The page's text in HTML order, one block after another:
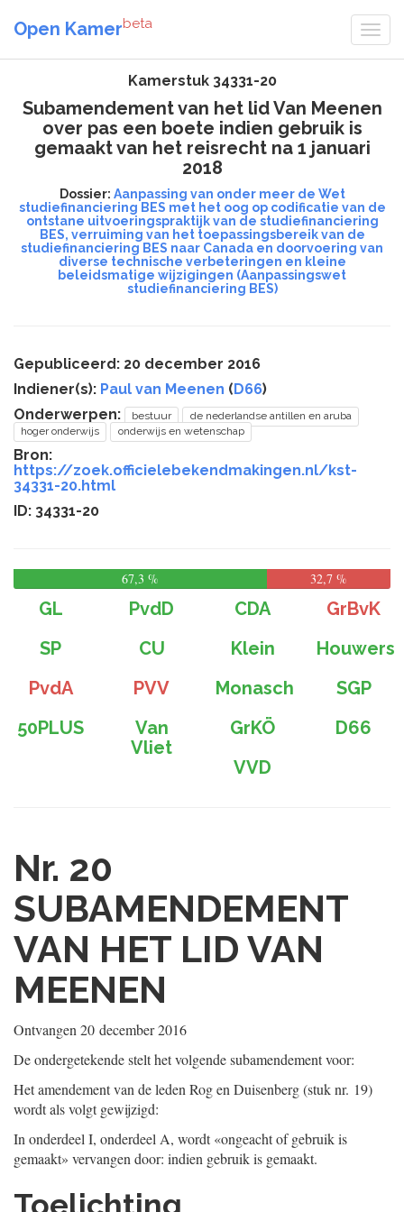
Open Kamerbeta
Kamerstuk 34331-20
Subamendement van het lid Van Meenen
over pas een boete indien gebruik is
gemaakt van het reisrecht na 1 januari
2018
Dossier: Aanpassing van onder meer de Wet
studiefinanciering BES met het oog op codificatie van de
ontstane uitvoeringspraktijk van de studiefinanciering
BES, verruiming van het toepassingsbereik van de
studiefinanciering BES naar Canada en doorvoering van
diverse technische verbeteringen en kleine
beleidsmatige wijzigingen (Aanpassingswet
studiefinanciering BES)
Gepubliceerd: 20 december 2016
Indiener(s): Paul van Meenen (D66)
Onderwerpen:
bestuur
de nederlandse antillen en aruba
hoger onderwijs
onderwijs en wetenschap
Bron:
https://zoek.officielebekendmakingen.nl/kst-
34331-20.html
ID: 34331-20
67,3 % 32,7 %
GL PvdD CDA
GrBvK
SP
CU Klein
Houwers
PvdA
PVV Monasch
SGP
50PLUS
Van
Vliet
GrKÖ
D66
VVD
Nr. 20
SUBAMENDEMENT
VAN HET LID VAN
MEENEN
Ontvangen 20 december 2016
De ondergetekende stelt het volgende subamendement voor:
Het amendement van de leden Rog en Duisenberg (stuk nr. 19)
wordt als volgt gewijzigd:
In onderdeel I, onderdeel A, wordt «ongeacht of gebruik is
gemaakt» vervangen door: indien gebruik is gemaakt.
Toelichting